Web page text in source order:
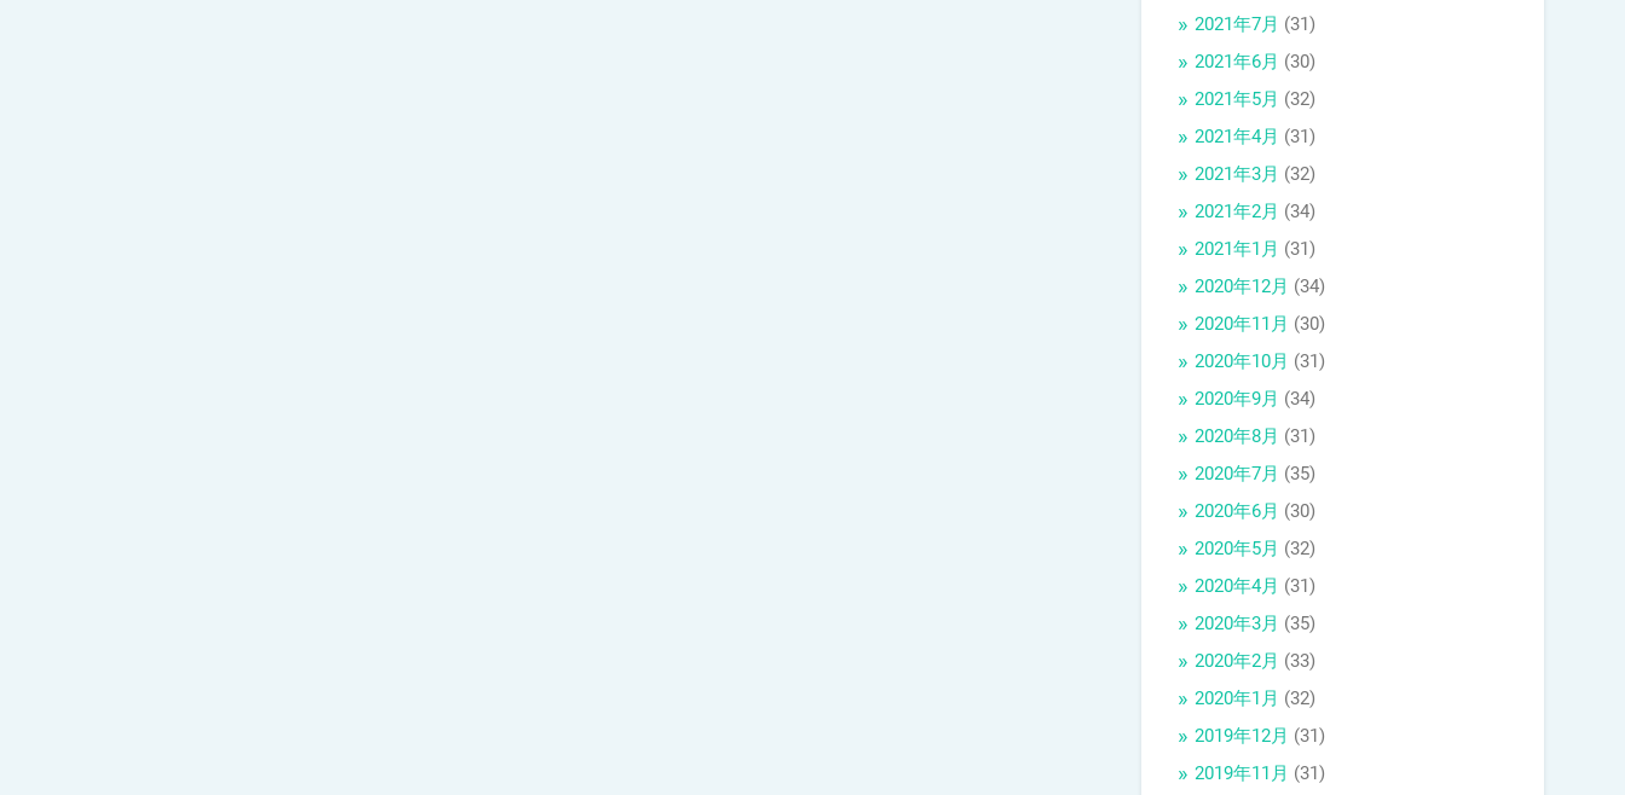
2021年7月 (31)
2021年6月 (30)
2021年5月 (32)
2021年4月 (31)
2021年3月 (32)
2021年2月 (34)
2021年1月 (31)
2020年12月 (34)
2020年11月 (30)
2020年10月 (31)
2020年9月 (34)
2020年8月 (31)
2020年7月 (35)
2020年6月 (30)
2020年5月 (32)
2020年4月 (31)
2020年3月 (35)
2020年2月 (33)
2020年1月 (32)
2019年12月 (31)
2019年11月 (31)